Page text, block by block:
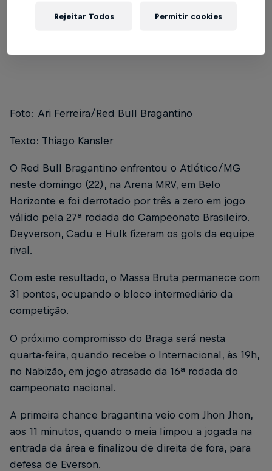
Escrito por Thiago Kansler
Foto: Ari Ferreira/Red Bull Bragantino
Texto: Thiago Kansler
O Red Bull Bragantino enfrentou o Atlético/MG
neste domingo (22), na Arena MRV, em Belo
Horizonte e foi derrotado por três a zero em jogo
válido pela 27ª rodada do Campeonato Brasileiro.
Deyverson, Cadu e Hulk fizeram os gols da equipe
rival.
Com este resultado, o Massa Bruta permanece com
31 pontos, ocupando o bloco intermediário da
competição.
O próximo compromisso do Braga será nesta
quarta-feira, quando recebe o Internacional, às 19h,
no Nabizão, em jogo atrasado da 16ª rodada do
campeonato nacional.
A primeira chance bragantina veio com Jhon Jhon,
aos 11 minutos, quando o meia limpou a jogada na
entrada da área e finalizou de direita de fora, para
defesa de Everson.
Rejeitar Todos Permitir cookies